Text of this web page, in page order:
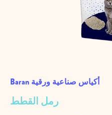
Baran أكياس صناعية ورقية
رمل القطط